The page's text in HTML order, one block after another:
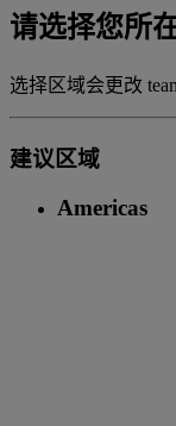
请选择您所
选择区域会更改
建议区域
Americas